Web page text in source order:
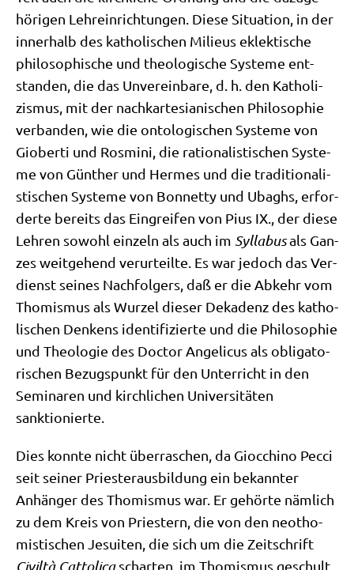
hö­ri­gen Lehr­ein­rich­tun­gen. Die­se Situa­ti­on, in der
inner­halb des katho­li­schen Milieus eklek­ti­sche
phi­lo­so­phi­sche und theo­lo­gi­sche Syste­me ent­
stan­den, die das Unver­ein­ba­re, d. h. den Katho­li­
zis­mus, mit der nach­kar­te­sia­ni­schen Phi­lo­so­phie
ver­ban­den, wie die onto­lo­gi­schen Syste­me von
Gio­ber­ti und Ros­mi­ni, die ratio­na­li­sti­schen Syste­
me von Gün­ther und Her­mes und die tra­di­tio­na­li­
sti­schen Syste­me von Bon­net­ty und Ubaghs, erfor­
der­te bereits das Ein­grei­fen von Pius IX., der die­se
Leh­ren sowohl ein­zeln als auch im Syl­labusals Gan­
zes weit­ge­hend ver­ur­teil­te. Es war jedoch das Ver­
dienst sei­nes Nach­fol­gers, daß er die Abkehr vom
Tho­mis­mus als Wur­zel die­ser Deka­denz des katho­
li­schen Den­kens iden­ti­fi­zier­te und die Phi­lo­so­phie
und Theo­lo­gie des Doc­tor Ange­li­cus als obli­ga­to­
ri­schen Bezugs­punkt für den Unter­richt in den
Semi­na­ren und kirch­li­chen Uni­ver­si­tä­ten
sanktionierte.
Dies konn­te nicht über­ra­schen, da Gioc­chi­no Pecci
seit sei­ner Prie­ster­aus­bil­dung ein bekann­ter
Anhän­ger des Tho­mis­mus war. Er gehör­te näm­lich
zu dem Kreis von Prie­stern, die von den neo­tho­
mi­sti­schen Jesui­ten, die sich um die Zeit­schrift
Civil­tà Cat­to­li­caschar­ten, im Tho­mis­mus geschult